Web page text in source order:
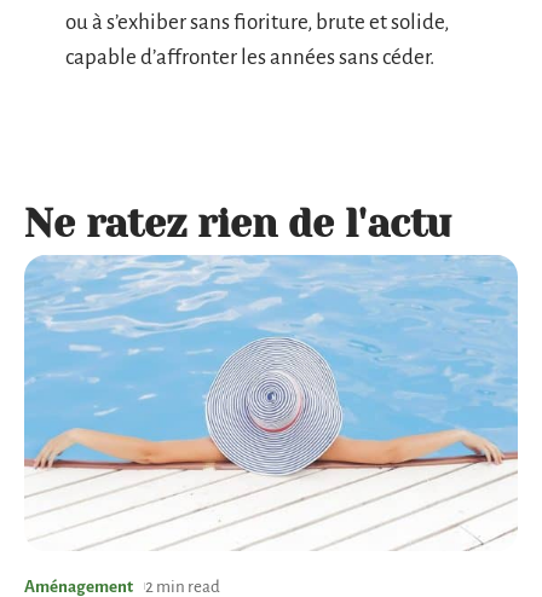
ou à s’exhiber sans fioriture, brute et solide,
capable d’affronter les années sans céder.
Ne ratez rien de l'actu
Aménagement 2 min read